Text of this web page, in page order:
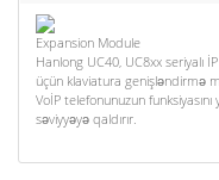
Expansion Module
Hanlong UC40, UC8xx seriyalı
üçün klaviatura genişləndirmə
VoİP telefonunuzun funksiyasını
səviyyəyə qaldırır.